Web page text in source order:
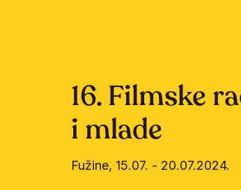
16. Filmske
i mlade
Fužine, 15.07. - 20.07.2024.